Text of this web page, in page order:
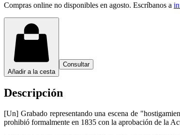
Compras online no disponibles en agosto. Escríbanos a
Añadir a la cesta
Consultar
Descripción
[Un] Grabado representando una escena de
prohibió formalmente en 1835 con la aprobación de la